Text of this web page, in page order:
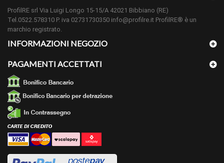
ProfilRE srl Via Luigi Longo 15-15/A 42021 Bibbiano (RE)
Tel.0522.578310 P. iva 02731730350 info@profilre.it ProfilRE® è un
marchio registrato.
INFORMAZIONI NEGOZIO
PAGAMENTI ACCETTATI